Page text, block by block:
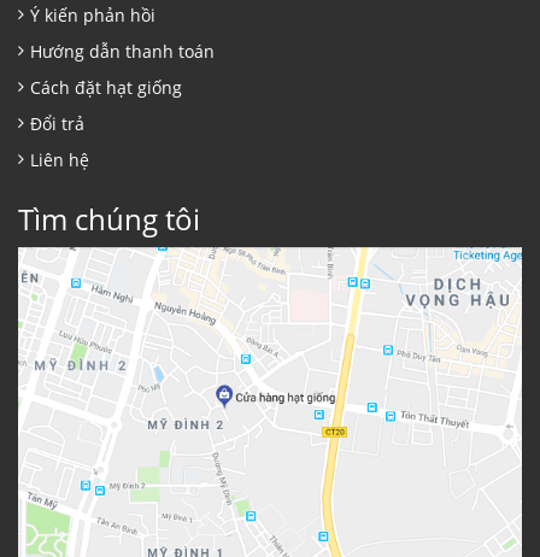
Ý kiến phản hồi
Hướng dẫn thanh toán
Cách đặt hạt giống
Đổi trả
Liên hệ
Tìm chúng tôi